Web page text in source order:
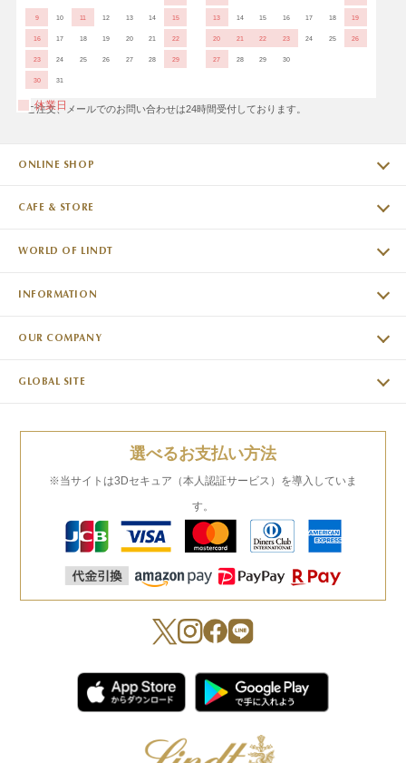
9 10 11 12 13 14 15
16 17 18 19 20 21 22
23 24 25 26 27 28 29
30 31
13 14 15 16 17 18 19
20 21 22 23 24 25 26
27 28 29 30
休業日
※ご注文、メールでのお問い合わせは24時間受付しております。
ONLINE SHOP
CAFE & STORE
WORLD OF LINDT
INFORMATION
OUR COMPANY
GLOBAL SITE
選べるお支払い方法
※当サイトは3Dセキュア（本人認証サービス）を導入していま
す。